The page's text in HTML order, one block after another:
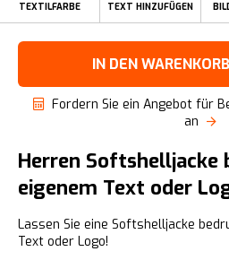
TEXTILFARBE TEXT HINZUFÜGEN
IN DEN
Fordern Sie ein Angebot für
an
Herren Softshelljacke
eigenem Text oder
Lassen Sie eine Softshelljacke
Text oder Logo!